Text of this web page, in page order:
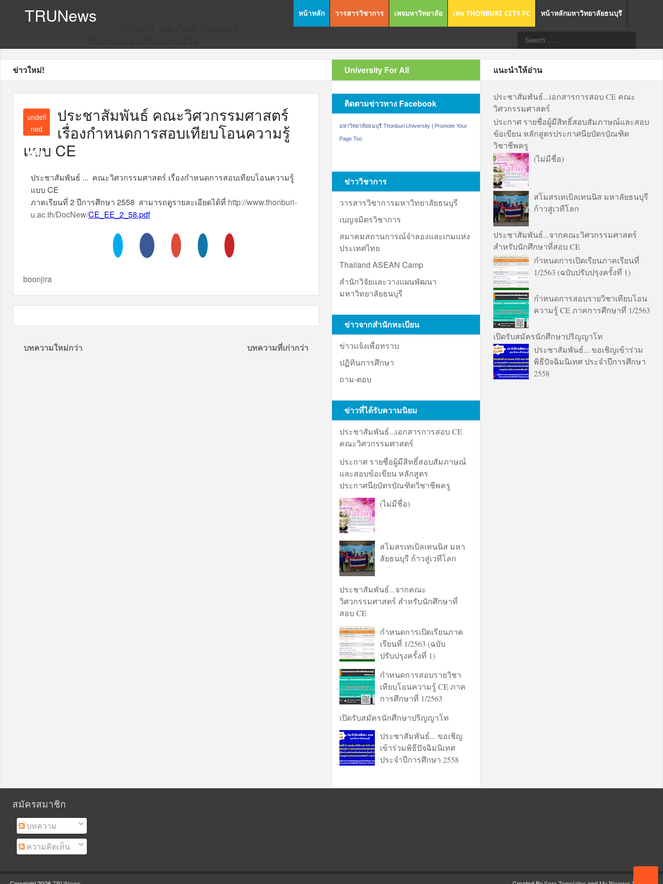
TRUNews หน้าหลัก วารสารวิชาการ เพจมหาวิทยาลัย เพจ THONBURI CITY FC หน้าหลักมหาวิทยาลัยธนบุรี
ข่าวใหม่!
undefi
ned
und
efin
ประชาสัมพันธ์ คณะวิศวกรรมศาสตร์
เรื่องกำหนดการสอบเทียบโอนความรู้
แบบ CE
ประชาสัมพันธ์ ... คณะวิศวกรรมศาสตร์ เรื่องกำหนดการสอบเทียบโอนความรู้
แบบ CE
ภาคเรียนที่ 2 ปีการศึกษา 2558 สามารถดูรายละเอียดได้ที่ http://www.thonburi-
u.ac.th/DocNew/CE_EE_2_58.pdf
boonjira
บทความใหม่กว่า บทความที่เก่ากว่า
University For All
ติดตามข่าวทาง Facebook
มหาวิทยาลัยธนบุรี Thonburi University | Promote Your
Page Too
ข่าววิชาการ
วารสารวิชาการมหาวิทยาลัยธนบุรี
เบญจมิตรวิชาการ
สมาคมสถานการณ์จำลองและเกมแห่ง
ประเทศไทย
Thailand ASEAN Camp
สำนักวิจัยและวางแผนพัฒนา
มหาวิทยาลัยธนบุรี
ข่าวจากสำนักทะเบียน
ข่าวแจ้งเพื่อทราบ
ปฏิทินการศึกษา
ถาม-ตอบ
ข่าวที่ได้รับความนิยม
ประชาสัมพันธ์...เอกสารการสอบ CE
คณะวิศวกรรมศาสตร์
ประกาศ รายชื่อผู้มีสิทธิ์สอบสัมภาษณ์
และสอบข้อเขียน หลักสูตร
ประกาศนียบัตรบัณฑิตวิชาชีพครู
(ไม่มีชื่อ)
สโมสรเทเบิลเทนนิส มหา
ลัยธนบุรี ก้าวสู่เวทีโลก
ประชาสัมพันธ์...จากคณะ
วิศวกรรมศาสตร์ สำหรับนักศึกษาที่
สอบ CE
กำหนดการเปิดเรียนภาค
เรียนที่ 1/2563 (ฉบับ
ปรับปรุงครั้งที่ 1)
กำหนดการสอบรายวิชา
เทียบโอนความรู้ CE ภาค
การศึกษาที่ 1/2563
เปิดรับสมัครนักศึกษาปริญญาโท
ประชาสัมพันธ์... ขอเชิญ
เข้าร่วมพิธีปัจฉิมนิเทศ
ประจำปีการศึกษา 2558
แนะนำให้อ่าน
ประชาสัมพันธ์...เอกสารการสอบ CE คณะ
วิศวกรรมศาสตร์
ประกาศ รายชื่อผู้มีสิทธิ์สอบสัมภาษณ์และสอบ
ข้อเขียน หลักสูตรประกาศนียบัตรบัณฑิต
วิชาชีพครู
(ไม่มีชื่อ)
สโมสรเทเบิลเทนนิส มหาลัยธนบุรี
ก้าวสู่เวทีโลก
ประชาสัมพันธ์...จากคณะวิศวกรรมศาสตร์
สำหรับนักศึกษาที่สอบ CE
กำหนดการเปิดเรียนภาคเรียนที่
1/2563 (ฉบับปรับปรุงครั้งที่ 1)
กำหนดการสอบรายวิชาเทียบโอน
ความรู้ CE ภาคการศึกษาที่ 1/2563
เปิดรับสมัครนักศึกษาปริญญาโท
ประชาสัมพันธ์... ขอเชิญเข้าร่วม
พิธีปัจฉิมนิเทศ ประจำปีการศึกษา
2558
สมัครสมาชิก
บทความ
ความคิดเห็น